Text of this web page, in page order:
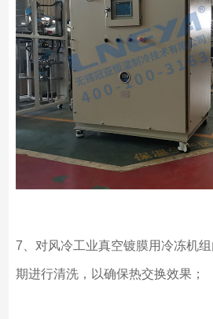
7、对风冷工业真空镀膜用冷冻机
期进行清洗，以确保热交换效果；